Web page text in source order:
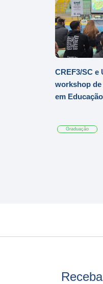
CREF3/SC e
workshop
em
Graduação